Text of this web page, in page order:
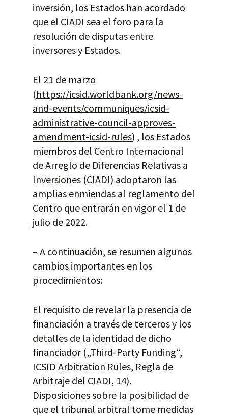
inversión, los Estados han acordado
que el CIADI sea el foro para la
resolución de disputas entre
inversores y Estados.
El 21 de marzo
(https://icsid.worldbank.org/news-
and-events/communiques/icsid-
administrative-council-approves-
amendment-icsid-rules) , los Estados
miembros del Centro Internacional
de Arreglo de Diferencias Relativas a
Inversiones (CIADI) adoptaron las
amplias enmiendas al reglamento del
Centro que entrarán en vigor el 1 de
julio de 2022.
– A continuación, se resumen algunos
cambios importantes en los
procedimientos:
El requisito de revelar la presencia de
financiación a través de terceros y los
detalles de la identidad de dicho
financiador („Third-Party Funding“,
ICSID Arbitration Rules, Regla de
Arbitraje del CIADI, 14).
Disposiciones sobre la posibilidad de
que el tribunal arbitral tome medidas